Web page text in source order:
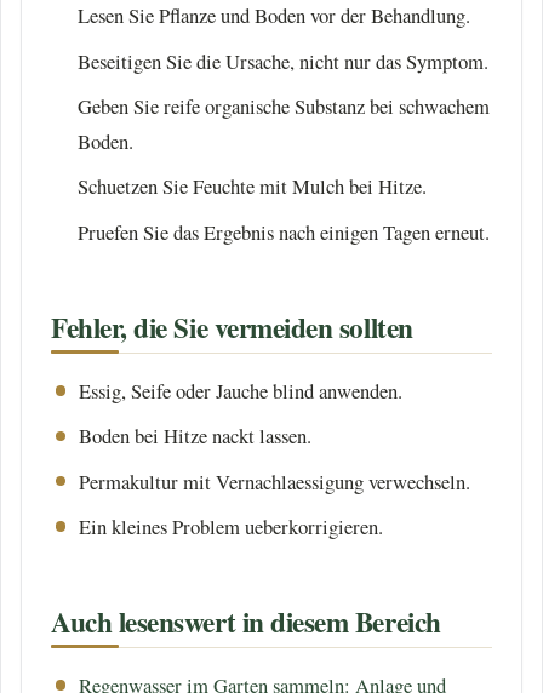
Lesen Sie Pflanze und Boden vor der Behandlung.
Beseitigen Sie die Ursache, nicht nur das Symptom.
Geben Sie reife organische Substanz bei schwachem
Boden.
Schuetzen Sie Feuchte mit Mulch bei Hitze.
Pruefen Sie das Ergebnis nach einigen Tagen erneut.
Fehler, die Sie vermeiden sollten
Essig, Seife oder Jauche blind anwenden.
Boden bei Hitze nackt lassen.
Permakultur mit Vernachlaessigung verwechseln.
Ein kleines Problem ueberkorrigieren.
Auch lesenswert in diesem Bereich
Regenwasser im Garten sammeln: Anlage und